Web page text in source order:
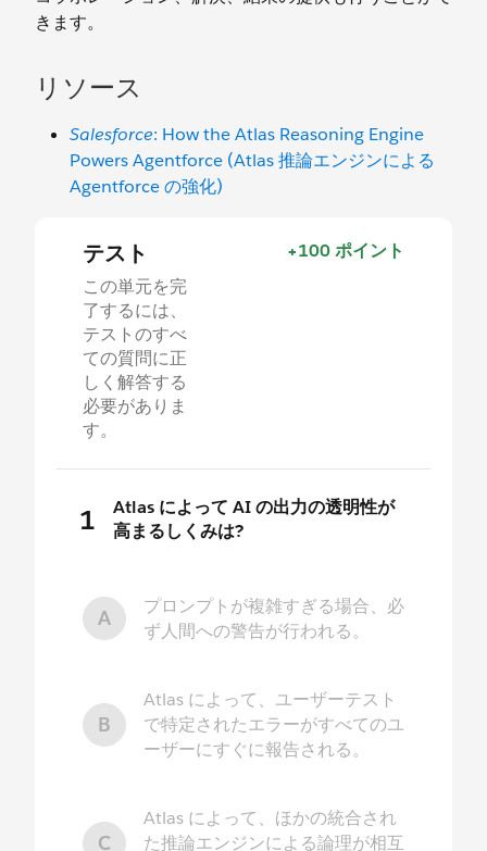
きます。
リソース
Salesforce: How the Atlas Reasoning Engine
Powers Agentforce (Atlas 推論エンジンによる
Agentforce の強化)